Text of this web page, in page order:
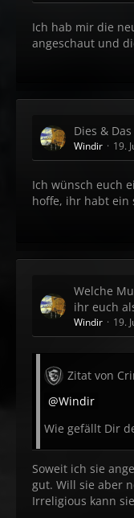
Ich hab mir die
angeschaut und
Dies & Das
Windir 19.
Ich wünsch euch
hoffe, ihr habt ein
Welche
ihr euch
Windir 19.
Zitat von
Windir
Wie gefällt Dir
Soweit ich sie
gut. Will sie aber
Irreligious kann